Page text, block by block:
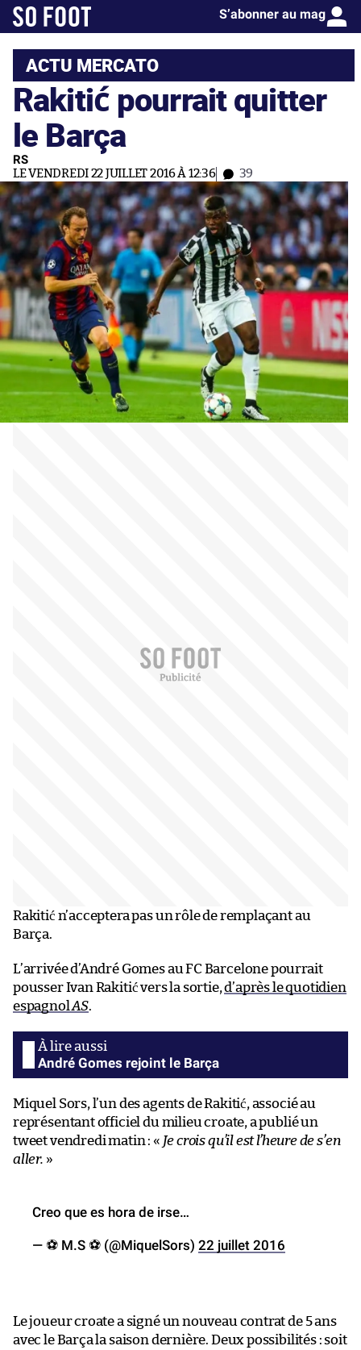
S’abonner au mag
ACTU MERCATO
Rakitić pourrait quitter
le Barça
RS
LE VENDREDI 22 JUILLET 2016 À 12:36 39
Rakitić n’acceptera pas un rôle de remplaçant au
Barça.
L’arrivée d’André Gomes au FC Barcelone pourrait
pousser Ivan Rakitić vers la sortie,d’après le quotidien
espagnolAS.
André Gomes rejoint le Barça
Miquel Sors, l’un des agents de Rakitić, associé au
représentant officiel du milieu croate, a publié un
tweet vendredi matin : « Je crois qu’il est l’heure de s’en
aller. »
Creo que es hora de irse…
— ⚽️ M.S ⚽️ (@MiquelSors) 22 juillet 2016
Le joueur croate a signé un nouveau contrat de 5 ans
avec le Barça la saison dernière. Deux possibilités : soit